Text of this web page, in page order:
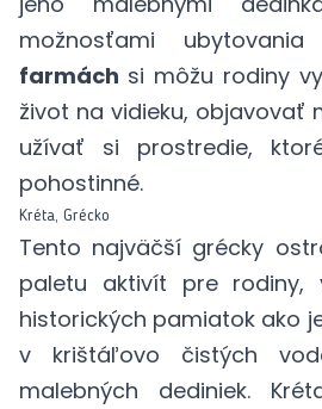
možnosťami
farmách si môžu rodiny
život na vidieku, objavovať
užívať si prostredie,
pohostinné.
Kréta, Grécko
Tento najväčší grécky
paletu aktivít pre rodiny,
historických pamiatok ako
v krištáľovo čistých
malebných dediniek.